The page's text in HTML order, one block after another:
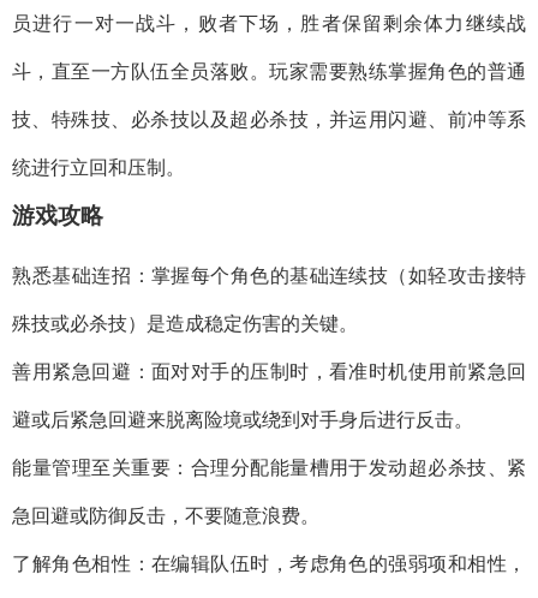
员进行一对一战斗，败者下场，胜者保留剩余体力继续战
斗，直至一方队伍全员落败。玩家需要熟练掌握角色的普通
技、特殊技、必杀技以及超必杀技，并运用闪避、前冲等系
统进行立回和压制。
​​游戏攻略​​
​​熟悉基础连招​​：掌握每个角色的基础连续技（如轻攻击接特
殊技或必杀技）是造成稳定伤害的关键。
​​善用紧急回避​​：面对对手的压制时，看准时机使用前紧急回
避或后紧急回避来脱离险境或绕到对手身后进行反击。
​​能量管理至关重要​​：合理分配能量槽用于发动超必杀技、紧
急回避或防御反击，不要随意浪费。
​​了解角色相性​​：在编辑队伍时，考虑角色的强弱项和相性，